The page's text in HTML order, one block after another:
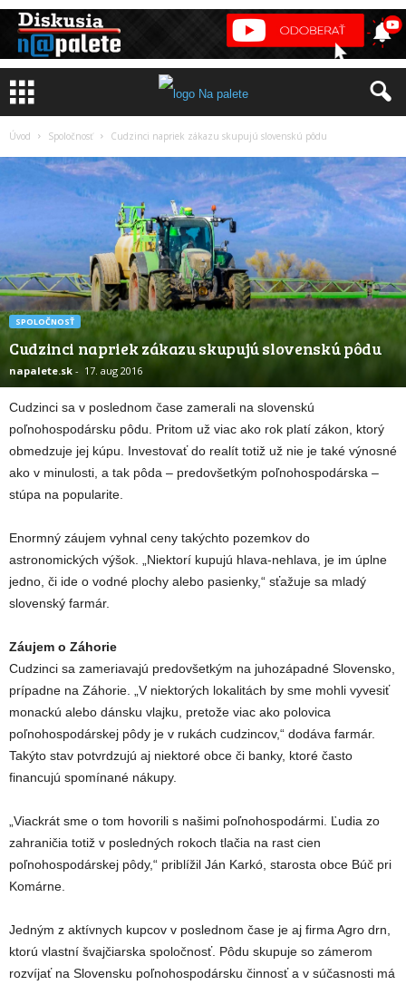
Úvod Spoločnosť Cudzinci napriek zákazu skupujú slovenskú pôdu
SPOLOČNOSŤ
Cudzinci napriek zákazu skupujú slovenskú pôdu
napalete.sk - 17. aug 2016
Cudzinci sa v poslednom čase zamerali na slovenskú
poľnohospodársku pôdu. Pritom už viac ako rok platí zákon, ktorý
obmedzuje jej kúpu. Investovať do realít totiž už nie je také výnosné
ako v minulosti, a tak pôda – predovšetkým poľnohospodárska –
stúpa na popularite.
Enormný záujem vyhnal ceny takýchto pozemkov do
astronomických výšok. „Niektorí kupujú hlava-nehlava, je im úplne
jedno, či ide o vodné plochy alebo pasienky,“ sťažuje sa mladý
slovenský farmár.
Záujem o Záhorie
Cudzinci sa zameriavajú predovšetkým na juhozápadné Slovensko,
prípadne na Záhorie. „V niektorých lokalitách by sme mohli vyvesiť
monackú alebo dánsku vlajku, pretože viac ako polovica
poľnohospodárskej pôdy je v rukách cudzincov,“ dodáva farmár.
Takýto stav potvrdzujú aj niektoré obce či banky, ktoré často
financujú spomínané nákupy.
„Viackrát sme o tom hovorili s našimi poľnohospodármi. Ľudia zo
zahraničia totiž v posledných rokoch tlačia na rast cien
poľnohospodárskej pôdy,“ priblížil Ján Karkó, starosta obce Búč pri
Komárne.
Jedným z aktívnych kupcov v poslednom čase je aj firma Agro drn,
ktorú vlastní švajčiarska spoločnosť. Pôdu skupuje so zámerom
rozvíjať na Slovensku poľnohospodársku činnosť a v súčasnosti má